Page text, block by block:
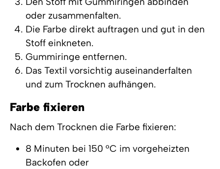
oder zusammenfalten.
Die Farbe direkt auftragen und gut in den
Stoff einkneten.
Gummiringe entfernen.
Das Textil vorsichtig auseinanderfalten
und zum Trocknen aufhängen.
Farbe fixieren
Nach dem Trocknen die Farbe fixieren:
8 Minuten bei 150 °C im vorgeheizten
Backofen oder